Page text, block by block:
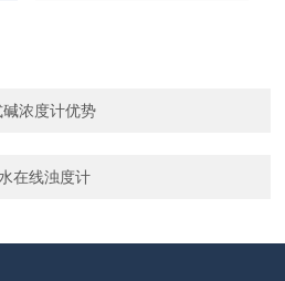
浓度计优势
在线浊度计